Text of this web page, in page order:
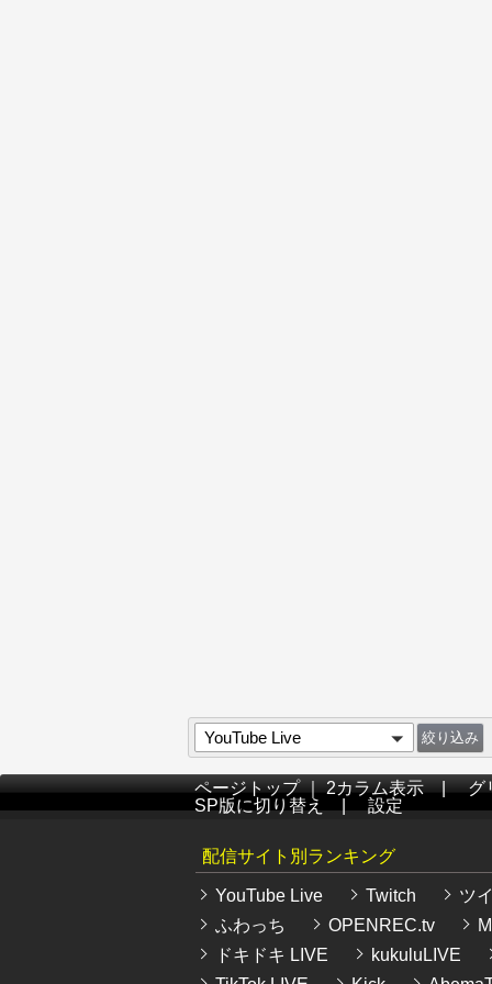
YouTube Live
ページトップ｜2カラム表示|グ
SP版に切り替え
設定
配信サイト別ランキング
YouTube Live Twitch
ツ
ふわっち
OPENREC.tv
ドキドキ LIVE
kukuluLIVE